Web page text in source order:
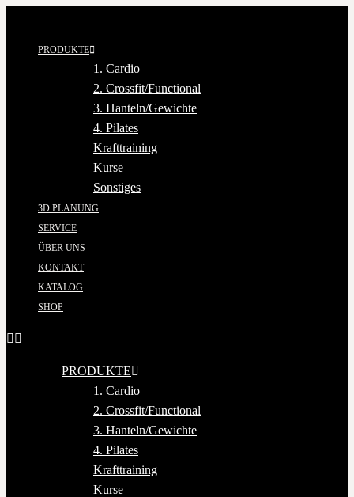
PRODUKTE
1. Cardio
2. Crossfit/Functional
3. Hanteln/Gewichte
4. Pilates
Krafttraining
Kurse
Sonstiges
3D PLANUNG
SERVICE
ÜBER UNS
KONTAKT
KATALOG
SHOP
PRODUKTE
1. Cardio
2. Crossfit/Functional
3. Hanteln/Gewichte
4. Pilates
Krafttraining
Kurse